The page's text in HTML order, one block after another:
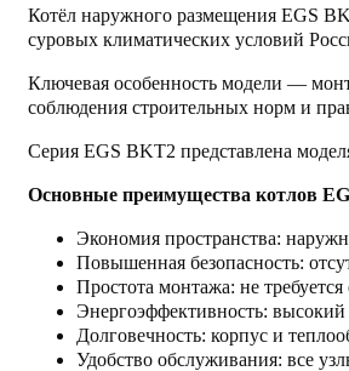
Котёл наружного размещения EGS
суровых климатических условий
Ключевая особенность модели —
соблюдения строительных норм и
Серия EGS BKT2 представлена
Основные преимущества котлов
Экономия пространства:
Повышенная безопасность:
Простота монтажа: не
Энергоэффективность:
Долговечность: корпус и
Удобство обслуживания: все